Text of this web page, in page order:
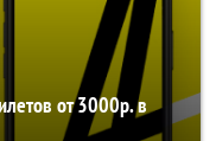
от 3000р. в